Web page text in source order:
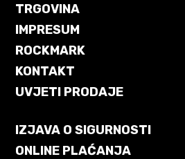
TRGOVINA
IMPRESUM
ROCKMARK
KONTAKT
UVJETI PRODAJE
IZJAVA O SIGURNOSTI
ONLINE PLAĆANJA